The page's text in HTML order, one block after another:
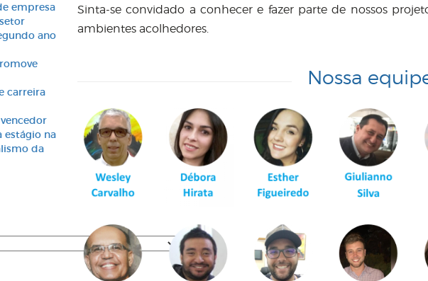
empresa
ano
carreira
vencedor
estágio na
da
Sinta-se convidado a conhecer e fazer parte de nossos
ambientes acolhedores.
Nossa